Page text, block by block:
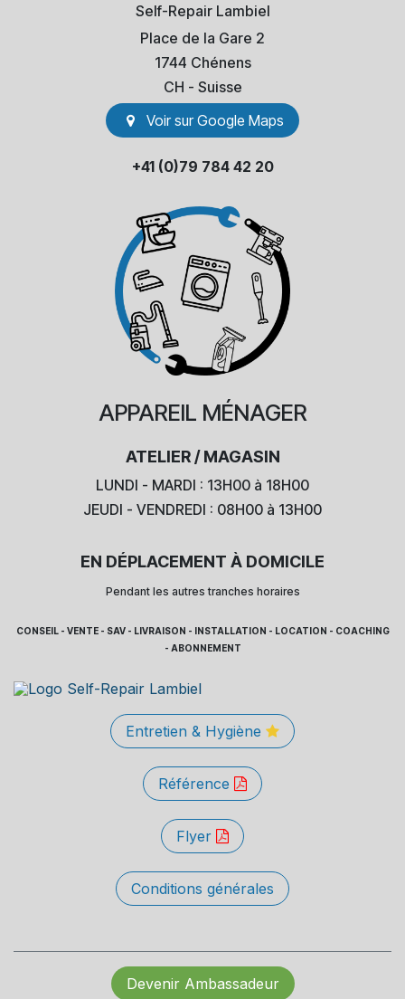
Self-Repair Lambiel
Place de la Gare 2
1744 Chénens
​CH - Suisse
Voir sur Go​​ogle Maps
+41 (0)79 784 42 20
APPAREIL MÉNAGER
ATELIER / MAGASIN
LUNDI - MARDI : 13H00 à 18H00
JEUDI - VENDREDI : 08H00 à 13H00
EN DÉPLACEMENT À DOMICILE
Pendant les autres tranches horaires
CONSEIL - VENTE - SAV - LIVRAISON - INSTALLATION - LOCATION - COACHING
- ABONNEMENT
Entretien & Hygiène
Référence
Flyer
Conditions générales
Devenir Ambassadeur